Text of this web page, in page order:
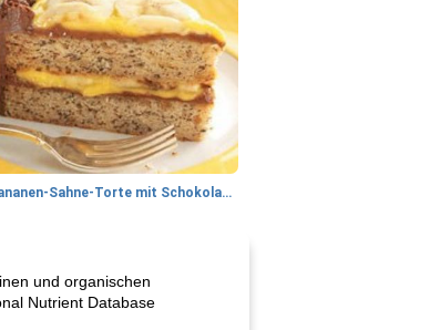
Bananen-Sahne-Torte mit Schokoladenglasur
und organischen
Nutrient Database